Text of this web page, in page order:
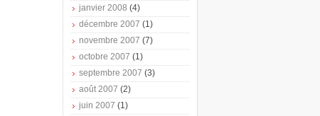
janvier 2008 (4)
décembre 2007 (1)
novembre 2007 (7)
octobre 2007 (1)
septembre 2007 (3)
août 2007 (2)
juin 2007 (1)